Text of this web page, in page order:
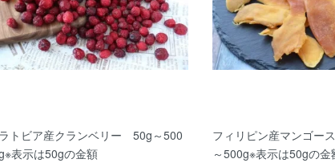
ラトビア産クランベリー 50g～500
表示は50gの金額
フィリピン産マンゴー
～500g※表示は50gの金